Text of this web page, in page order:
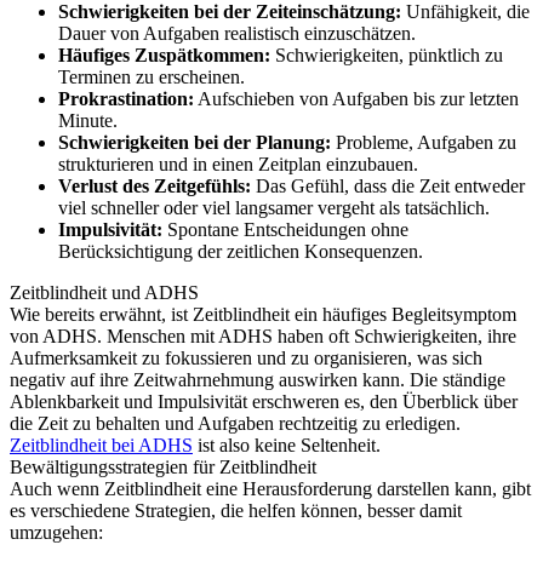
Schwierigkeiten bei der Zeiteinschätzung: Unfähigkeit, die
Dauer von Aufgaben realistisch einzuschätzen.
Häufiges Zuspätkommen: Schwierigkeiten, pünktlich zu
Terminen zu erscheinen.
Prokrastination: Aufschieben von Aufgaben bis zur letzten
Minute.
Schwierigkeiten bei der Planung: Probleme, Aufgaben zu
strukturieren und in einen Zeitplan einzubauen.
Verlust des Zeitgefühls: Das Gefühl, dass die Zeit entweder
viel schneller oder viel langsamer vergeht als tatsächlich.
Impulsivität: Spontane Entscheidungen ohne
Berücksichtigung der zeitlichen Konsequenzen.
Zeitblindheit und ADHS
Wie bereits erwähnt, ist Zeitblindheit ein häufiges Begleitsymptom
von ADHS. Menschen mit ADHS haben oft Schwierigkeiten, ihre
Aufmerksamkeit zu fokussieren und zu organisieren, was sich
negativ auf ihre Zeitwahrnehmung auswirken kann. Die ständige
Ablenkbarkeit und Impulsivität erschweren es, den Überblick über
die Zeit zu behalten und Aufgaben rechtzeitig zu erledigen.
Zeitblindheit bei ADHS ist also keine Seltenheit.
Bewältigungsstrategien für Zeitblindheit
Auch wenn Zeitblindheit eine Herausforderung darstellen kann, gibt
es verschiedene Strategien, die helfen können, besser damit
umzugehen: